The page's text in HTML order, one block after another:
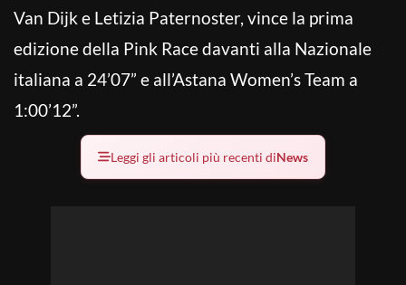
Van Dijk e Letizia Paternoster, vince la prima
edizione della Pink Race davanti alla Nazionale
italiana a 24’07” e all’Astana Women’s Team a
1:00’12”.
Leggi gli articoli più recenti diNews